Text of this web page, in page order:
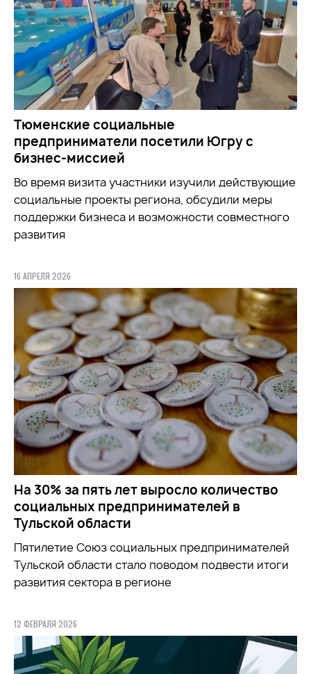
Тюменские социальные
предприниматели посетили Югру с
бизнес-миссией
Во время визита участники изучили действующие
социальные проекты региона, обсудили меры
поддержки бизнеса и возможности совместного
развития
16 АПРЕЛЯ 2026
На 30% за пять лет выросло количество
социальных предпринимателей в
Тульской области
Пятилетие Союз социальных предпринимателей
Тульской области стало поводом подвести итоги
развития сектора в регионе
12 ФЕВРАЛЯ 2026